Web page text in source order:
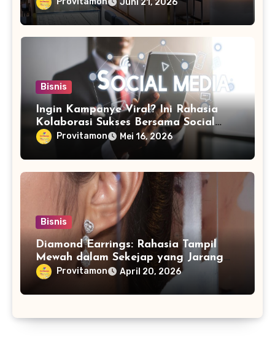
Juni 21, 2026
Bisnis
Ingin Kampanye Viral? Ini Rahasia
Kolaborasi Sukses Bersama Social
Media Marketing Agency
Provitamon Mei 16, 2026
Bisnis
Diamond Earrings: Rahasia Tampil
Mewah dalam Sekejap yang Jarang
Diketahui
Provitamon April 20, 2026